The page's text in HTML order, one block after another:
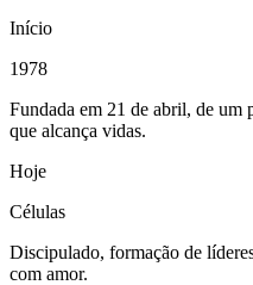
Início
1978
Fundada em 21 de abril, de um
que alcança vidas.
Hoje
Células
Discipulado, formação de
com amor.